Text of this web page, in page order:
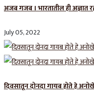
अजब गजब । भारतातील ही अज्ञात
July 05, 2022
दिवसातून दोनदा गायब होते हे